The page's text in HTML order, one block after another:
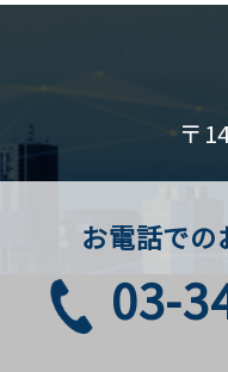
〒
お電話での
03-